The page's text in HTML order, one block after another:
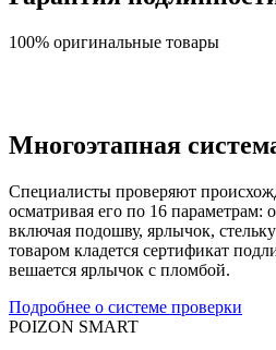
100% оригинальные товары
Многоэтапная
Специалисты проверяют
осматривая его по 16 параметрам:
включая подошву, ярлычок,
товаром кладется сертификат
вешается ярлычок с пломбой.
Подробнее о системе проверки
POIZON SMART